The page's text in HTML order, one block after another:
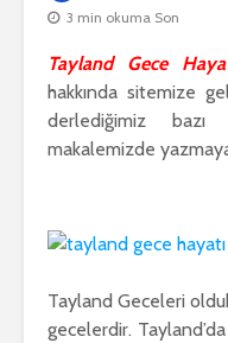
3 min okuma Son
Tayland Gece
hakkında sitemize
derlediğimiz
makalemizde
Tayland Geceleri
gecelerdir.